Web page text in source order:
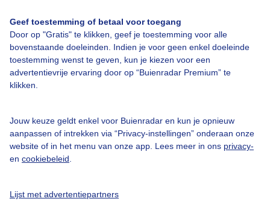
Geef toestemming of betaal voor toegang
Door op "Gratis" te klikken, geef je toestemming voor alle
bovenstaande doeleinden. Indien je voor geen enkel doeleinde
toestemming wenst te geven, kun je kiezen voor een
advertentievrije ervaring door op “Buienradar Premium” te
klikken.
Jouw keuze geldt enkel voor Buienradar en kun je opnieuw
aanpassen of intrekken via “Privacy-instellingen” onderaan onze
website of in het menu van onze app. Lees meer in ons privacy-
en cookiebeleid
Lijst met advertentiepartners
Toegankelijkheid
Gebruikersvoorwaarden
Adverteren
Buienradar Team
Cookie beleid
Privacy instellingen
Gratis weerdata
@BuienradarNL